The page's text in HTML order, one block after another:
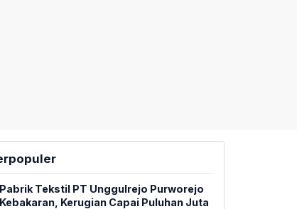
Pabrik Tekstil PT Unggulrejo Purworejo
Kebakaran, Kerugian Capai Puluhan Juta